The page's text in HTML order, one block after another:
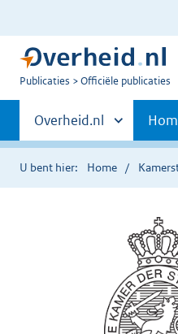
U
Publicaties Officiële publicaties
Primaire
navigatie
Andere
sites
binnen
Overheid.nl
U bent hier: Home